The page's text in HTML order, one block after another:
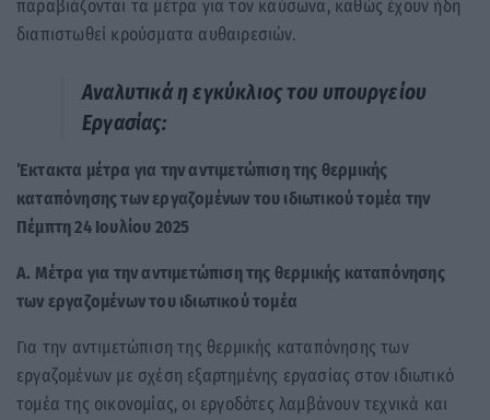
παραβιάζονται τα μέτρα για τον καύσωνα, καθώς έχουν ήδη
διαπιστωθεί κρούσματα αυθαιρεσιών.
Αναλυτικά η εγκύκλιος του υπουργείου
Εργασίας:
Έκτακτα μέτρα για την αντιμετώπιση της θερμικής
καταπόνησης των εργαζομένων του ιδιωτικού τομέα την
Πέμπτη 24 Ιουλίου 2025
Α. Μέτρα για την αντιμετώπιση της θερμικής καταπόνησης
των εργαζομένων του ιδιωτικού τομέα
Για την αντιμετώπιση της θερμικής καταπόνησης των
εργαζομένων με σχέση εξαρτημένης εργασίας στον ιδιωτικό
τομέα της οικονομίας, οι εργοδότες λαμβάνουν τεχνικά και